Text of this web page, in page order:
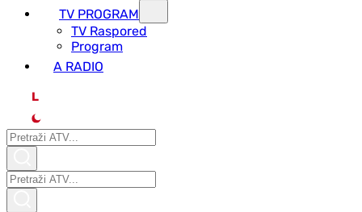
TV PROGRAM
ТV Raspored
Program
A RADIO
L